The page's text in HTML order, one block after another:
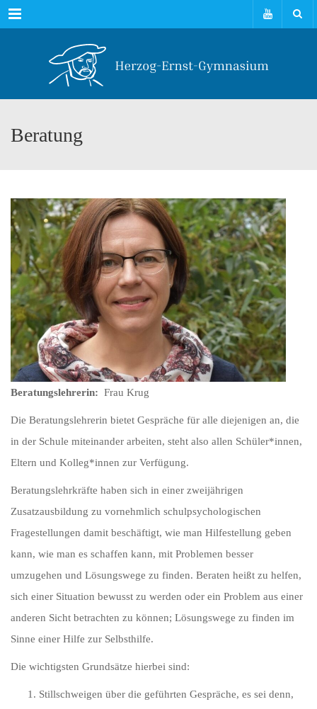
Menu
Beratung
Beratungslehrerin: Frau Krug
Die Beratungslehrerin bietet Gespräche für alle diejenigen an, die
in der Schule miteinander arbeiten, steht also allen Schüler*innen,
Eltern und Kolleg*innen zur Verfügung.
Beratungslehrkräfte haben sich in einer zweijährigen
Zusatzausbildung zu vornehmlich schulpsychologischen
Fragestellungen damit beschäftigt, wie man Hilfestellung geben
kann, wie man es schaffen kann, mit Problemen besser
umzugehen und Lösungswege zu finden. Beraten heißt zu helfen,
sich einer Situation bewusst zu werden oder ein Problem aus einer
anderen Sicht betrachten zu können; Lösungswege zu finden im
Sinne einer Hilfe zur Selbsthilfe.
Die wichtigsten Grundsätze hierbei sind:
Stillschweigen über die geführten Gespräche, es sei denn,